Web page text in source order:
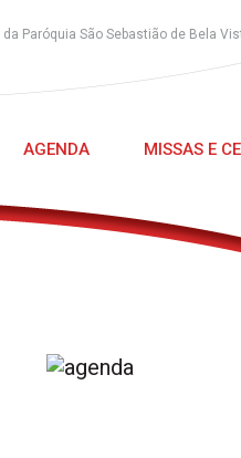
Paróquia São Sebastião de Bela
AGENDA MISSAS E